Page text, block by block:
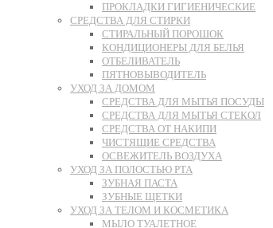
ПРОКЛАДКИ ГИГИЕНИЧЕСКИЕ
СРЕДСТВА ДЛЯ СТИРКИ
СТИРАЛЬНЫЙ ПОРОШОК
КОНДИЦИОНЕРЫ ДЛЯ БЕЛЬЯ
ОТБЕЛИВАТЕЛЬ
ПЯТНОВЫВОДИТЕЛЬ
УХОД ЗА ДОМОМ
СРЕДСТВА ДЛЯ МЫТЬЯ ПОСУДЫ
СРЕДСТВА ДЛЯ МЫТЬЯ СТЕКОЛ
СРЕДСТВА ОТ НАКИПИ
ЧИСТЯЩИЕ СРЕДСТВА
ОСВЕЖИТЕЛЬ ВОЗДУХА
УХОД ЗА ПОЛОСТЬЮ РТА
ЗУБНАЯ ПАСТА
ЗУБНЫЕ ЩЕТКИ
УХОД ЗА ТЕЛОМ И КОСМЕТИКА
МЫЛО ТУАЛЕТНОЕ